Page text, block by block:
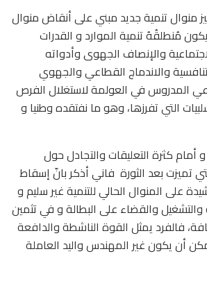
منوال تنمية جديد مبني على أنقاض منوال
مُنطلقُهُ تنمية الموارد و القدرات
والإنصاف الجهوى وأدواته
والاندماج القطاعي والجهوي
المدروس في العولمة لاستغلال الفرص
التي تفرزها، وهو ما نفتقده وطنيا و
أمام كثرة التعليقات والتجادل حول
تميزت بعد الثورة فاني أذكر بانّ إسقاط
على المنوال الحالي للتنمية غير سليم و
والتشغيل والقضاء على البطالة و في تثمين
فالفرد يمثل القوة الناشطة والدافعة
أن يكون غير المهندس واليد العاملة